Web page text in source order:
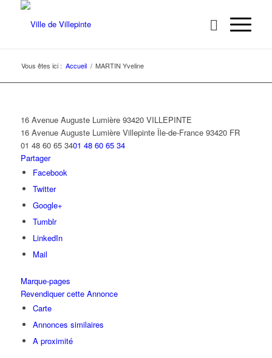
Vous êtes ici : Accueil / MARTIN Yveline
16 Avenue Auguste Lumière 93420 VILLEPINTE
16 Avenue Auguste Lumière Villepinte Île-de-France 93420 FR
01 48 60 65 3401 48 60 65 34
Partager
Facebook
Twitter
Google+
Tumblr
LinkedIn
Mail
Marque-pages
Revendiquer cette Annonce
Carte
Annonces similaires
A proximité